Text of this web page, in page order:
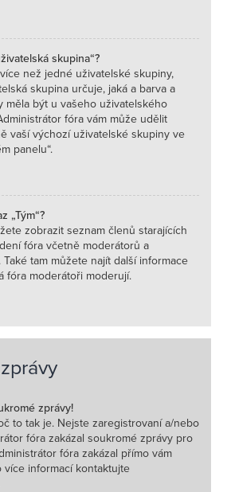
skupina“?
než jedné uživatelské skupiny,
skupina určuje, jaká a barva a
měla být u vašeho uživatelského
fóra vám může udělit
vaší výchozí uživatelské skupiny ve
panelu“.
„Tým“?
zobrazit seznam členů starajících
fóra včetně moderátorů a
tam můžete najít další informace
fóra moderátoři moderují.
zprávy!
to tak je. Nejste zaregistrovaní a/nebo
fóra zakázal soukromé zprávy pro
fóra zakázal přímo vám
více informací kontaktujte